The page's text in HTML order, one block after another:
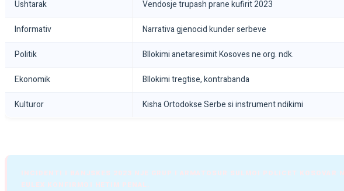
Ushtarak Vendosje trupash prane kufirit 2023
Informativ Narrativa gjenocid kunder serbeve
Politik Bllokimi anetaresimit Kosoves ne org. ndk.
Ekonomik Bllokimi tregtise, kontrabanda
Kulturor Kisha Ortodokse Serbe si instrument ndikimi
INCIDENTI I BANJSKES 2023 NJE GRUP I ARMATOSUR SULMOI POLICET
EULEX KONFIRMOI HETIM PENAL.